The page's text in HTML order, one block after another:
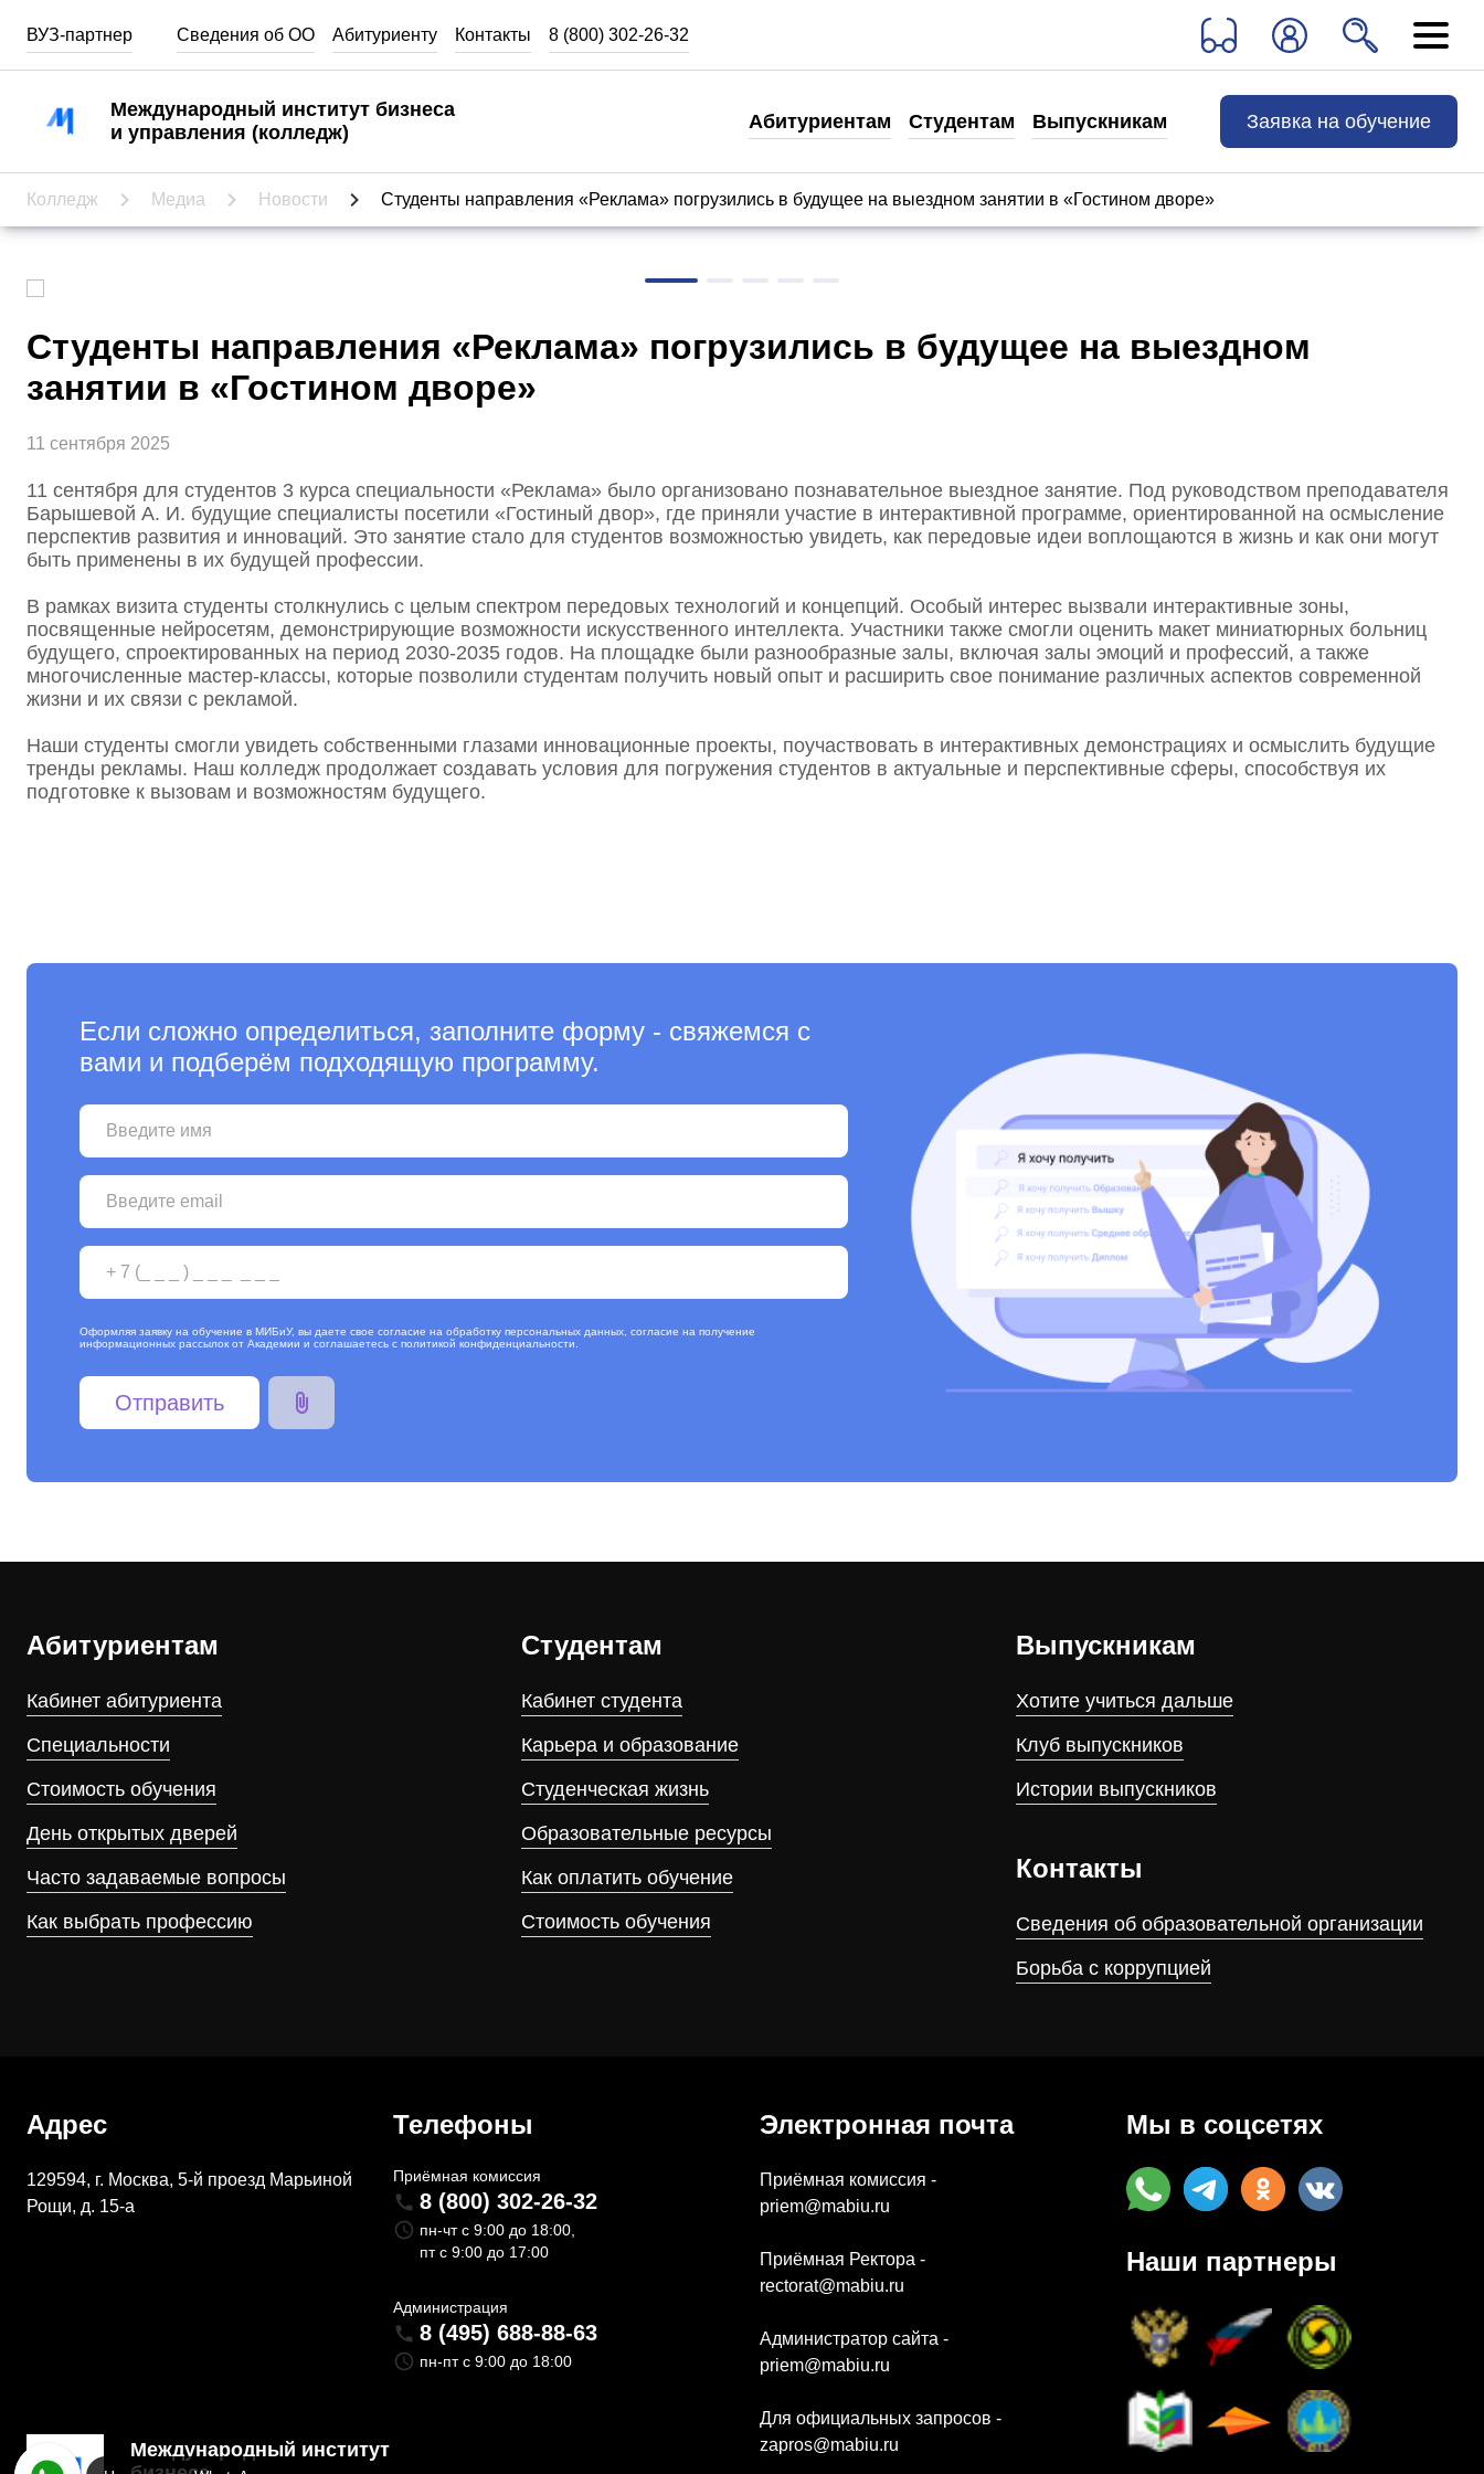
ВУЗ-партнер Сведения об ОО Абитуриенту Контакты 8 (800) 302-26-32
Международный институт бизнеса
и управления (колледж)
Абитуриентам Студентам Выпускникам Заявка на обучение
Кабинет абитуриента
Стоимость обучения
Как выбрать профессию
Студенческая жизнь
Стоимость обучения
Хотите учиться дальше
Истории выпускников
Сведения об образовательной организации
Приемная комиссия
8 (800) 302-26-32
Администрация
8 (495) 688-88-63
Колледж Медиа Новости Студенты направления «Реклама» погрузились в будущее на выездном занятии в «Гостином дворе»
Студенты направления «Реклама» погрузились в будущее на выездном
занятии в «Гостином дворе»
11 сентября 2025
11 сентября для студентов 3 курса специальности «Реклама» было организовано познавательное выездное занятие. Под руководством преподавателя
Барышевой А. И. будущие специалисты посетили «Гостиный двор», где приняли участие в интерактивной программе, ориентированной на осмысление
перспектив развития и инноваций. Это занятие стало для студентов возможностью увидеть, как передовые идеи воплощаются в жизнь и как они могут
быть применены в их будущей профессии.
В рамках визита студенты столкнулись с целым спектром передовых технологий и концепций. Особый интерес вызвали интерактивные зоны,
посвященные нейросетям, демонстрирующие возможности искусственного интеллекта. Участники также смогли оценить макет миниатюрных больниц
будущего, спроектированных на период 2030-2035 годов. На площадке были разнообразные залы, включая залы эмоций и профессий, а также
многочисленные мастер-классы, которые позволили студентам получить новый опыт и расширить свое понимание различных аспектов современной
жизни и их связи с рекламой.
Наши студенты смогли увидеть собственными глазами инновационные проекты, поучаствовать в интерактивных демонстрациях и осмыслить будущие
тренды рекламы. Наш колледж продолжает создавать условия для погружения студентов в актуальные и перспективные сферы, способствуя их
подготовке к вызовам и возможностям будущего.
Если сложно определиться, заполните форму - свяжемся с
вами и подберём подходящую программу.
Оформляя заявку на обучение в МИБиУ, вы даете свое согласие на обработку персональных данных, согласие на получение
информационных рассылок от Академии и соглашаетесь с политикой конфиденциальности
Абитуриентам
Кабинет абитуриента
Специальности
Стоимость обучения
День открытых дверей
Часто задаваемые вопросы
Как выбрать профессию
Студентам
Кабинет студента
Карьера и образование
Студенческая жизнь
Образовательные ресурсы
Как оплатить обучение
Стоимость обучения
Выпускникам
Хотите учиться дальше
Клуб выпускников
Истории выпускников
Контакты
Сведения об образовательной организации
Борьба с коррупцией
Адрес
129594, г. Москва, 5-й проезд Марьиной
Рощи, д. 15-а
Телефоны
Приёмная комиссия
8 (800) 302-26-32
пн-чт с 9:00 до 18:00,
пт с 9:00 до 17:00
Администрация
8 (495) 688-88-63
пн-пт с 9:00 до 18:00
Электронная почта
Приёмная комиссия -
priem@mabiu.ru
Приёмная Ректора -
rectorat@mabiu.ru
Администратор сайта -
priem@mabiu.ru
Для официальных запросов -
zapros@mabiu.ru
Мы в соцсетях
Наши партнеры
Международный институт